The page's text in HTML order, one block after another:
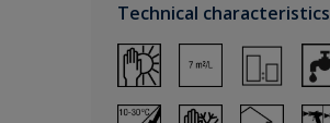
Technical characteristics